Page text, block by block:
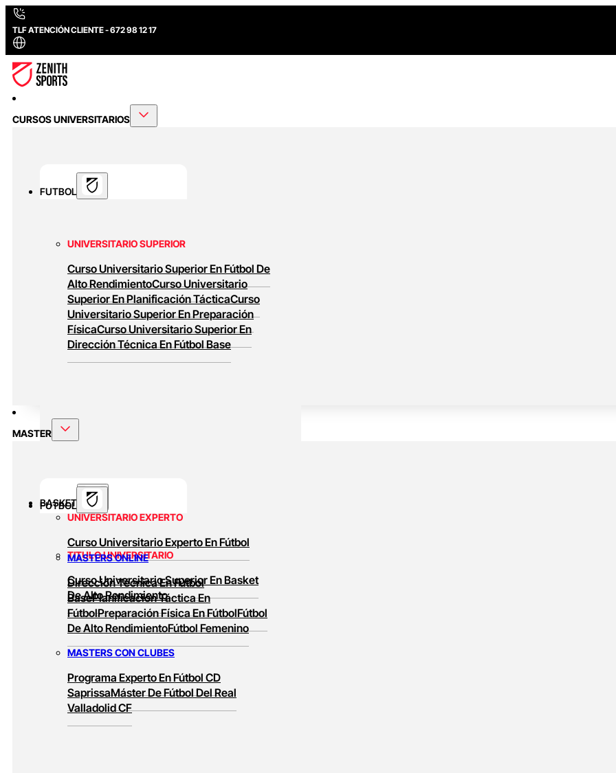
TLF ATENCIÓN CLIENTE - 672 98 12 17
CURSOS UNIVERSITARIOS
FUTBOL
UNIVERSITARIO SUPERIOR
Curso Universitario Superior En Fútbol De
Alto RendimientoCurso Universitario
Superior En Planificación TácticaCurso
Universitario Superior En Preparación
FísicaCurso Universitario Superior En
Dirección Técnica En Fútbol Base
UNIVERSITARIO EXPERTO
Curso Universitario Experto En Fútbol
BASKET
TITULO UNIVERSITARIO
Curso Universitario Superior En Basket
De Alto Rendimiento
MASTER
FUTBOL
MASTERS ONLINE
Dirección Técnica En Fútbol
BasePlanificación Táctica En
FútbolPreparación Física En FútbolFútbol
De Alto RendimientoFútbol Femenino
MASTERS CON CLUBES
Programa Experto En Fútbol CD
SaprissaMáster De Fútbol Del Real
Valladolid CF